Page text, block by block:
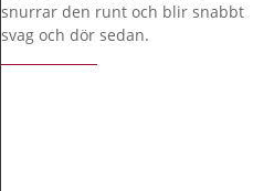
snurrar den runt och blir snabbt
svag och dör sedan.